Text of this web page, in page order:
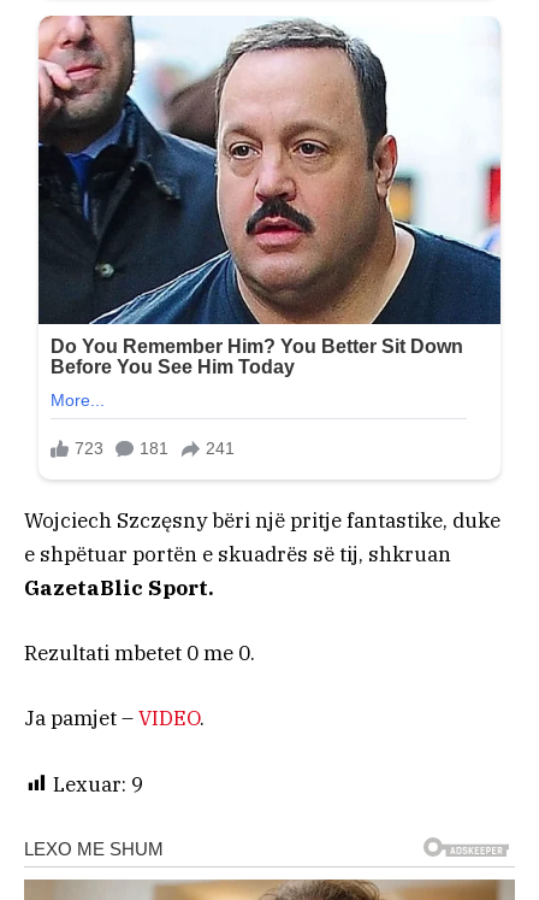
Wojciech Szczęsny bëri një pritje fantastike, duke
e shpëtuar portën e skuadrës së tij, shkruan
GazetaBlic Sport.
Rezultati mbetet 0 me 0.
Ja pamjet –VIDEO.
Lexuar: 9